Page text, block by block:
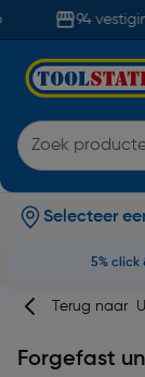
94
Selecteer
5% click
Terug naar
Forgefast